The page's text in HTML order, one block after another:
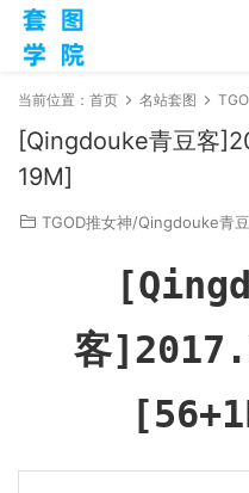
当前位置： 首页 名站套图
[Qingdouke青豆客
19M]
TGOD推女神/Qingdouke青
客